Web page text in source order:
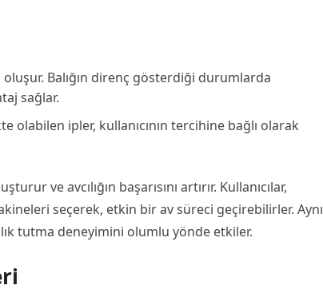
Balığın direnç gösterdiği durumlarda
sağlar.
olabilen ipler, kullanıcının tercihine bağlı olarak
ve avcılığın başarısını artırır. Kullanıcılar,
seçerek, etkin bir av süreci geçirebilirler. Aynı
tutma deneyimini olumlu yönde etkiler.